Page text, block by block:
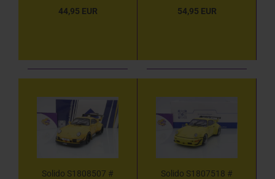
44,95 EUR 54,95 EUR
Solido S1808507 #
Solido S1807518 #